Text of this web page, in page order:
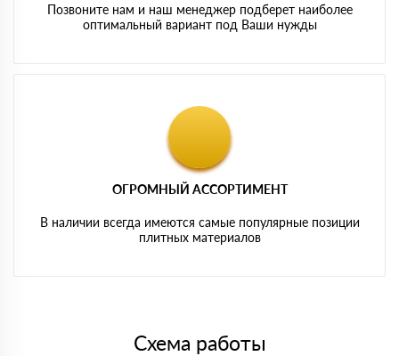
Позвоните нам и наш менеджер подберет наиболее
оптимальный вариант под Ваши нужды
ОГРОМНЫЙ АССОРТИМЕНТ
В наличии всегда имеются самые популярные позиции
плитных материалов
Схема работы